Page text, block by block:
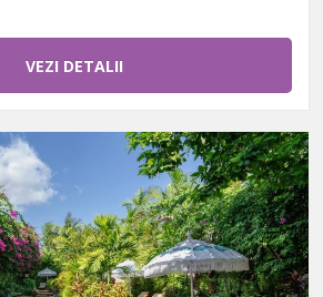
VEZI DETALII